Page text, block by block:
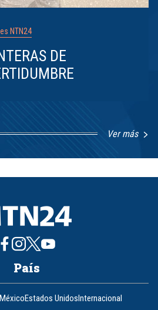
NTN24
DE
Ver más
País
MéxicoEstados UnidosInternacional